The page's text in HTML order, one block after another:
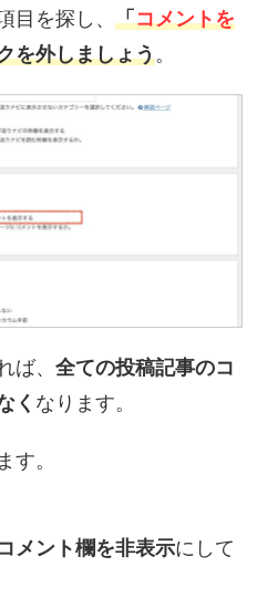
目を探し、 「コメントを
を外しましょう。
ば、 全ての投稿記事のコ
く なります。
す。
メント欄を非表示にして